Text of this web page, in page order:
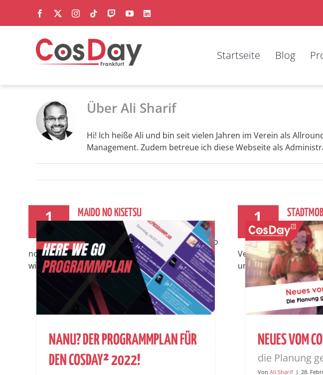
springen
Facebook Instagram
Tiktok TwitchYouTubeLinkedIn
Startseite Blog
ÜberAli Sharif
Hi! Ich heiße Ali und bin seit vielen Jahren im Verein als
Management. Zudem betreue ich diese Webseite als
NANU? DER PROGRAMMPLAN FÜR
DEN COSDAY² 2022!
NEUES VOM
die Planung
Von Ali Sharif | 28.
1 MAIDO NO KISETSU
Auch dieses Jahr heißen euch wieder
die Maids und Gentlemen vom Maido
no Kisetsu Maidcafé auf dem CosDay² herzlich
willkommen. Neben [...]
1
Juli 26
dem
Verfügung gestellt.
unsere Ehrengäste